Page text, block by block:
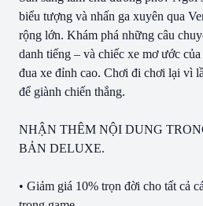
biểu tượng và nhấn ga xuyên qua
rộng lớn. Khám phá những câu
danh tiếng – và chiếc xe mơ ước
đua xe đỉnh cao. Chơi đi chơi lại vì
để giành chiến thắng.
NHẬN THÊM NỘI DUNG
BẢN DELUXE.
• Giảm giá 10% trọn đời cho tất cả